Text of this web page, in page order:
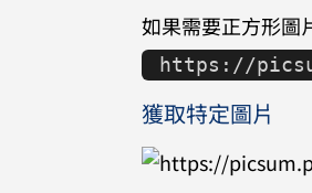
如果需要正方形圖
https://
獲取特定圖片